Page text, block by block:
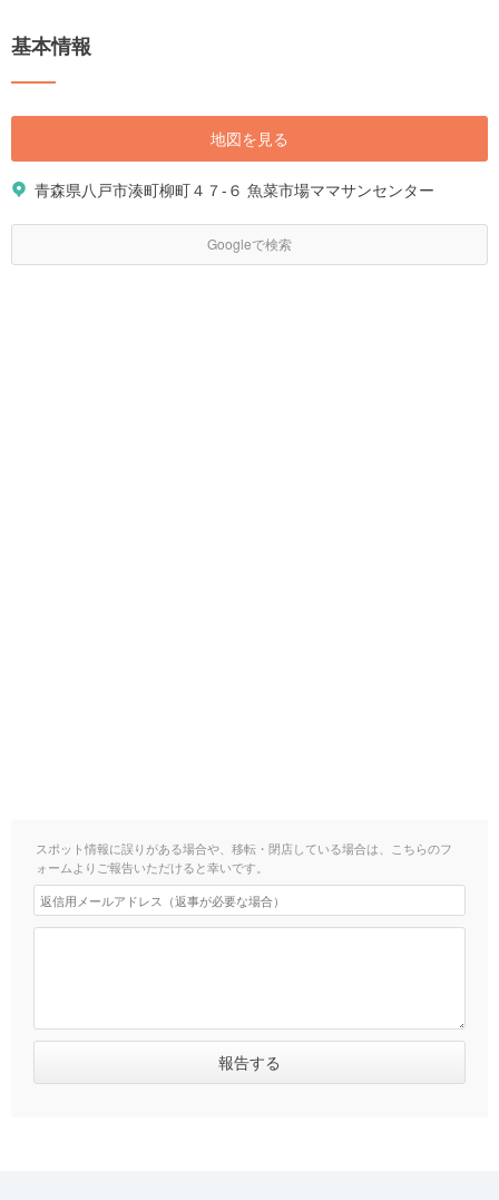
基本情報
地図を見る
青森県八戸市湊町柳町４７-６ 魚菜市場ママサンセンター
Googleで検索
スポット情報に誤りがある場合や、移転・閉店している場合は、こちらのフ
ォームよりご報告いただけると幸いです。